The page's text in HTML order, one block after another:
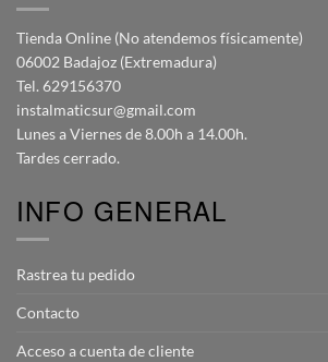
Tienda Online (No atendemos físicamente)
06002 Badajoz (Extremadura)
Tel. 629156370
instalmaticsur@gmail.com
Lunes a Viernes de 8.00h a 14.00h.
Tardes cerrado.
INFO GENERAL
Rastrea tu pedido
Contacto
Acceso a cuenta de cliente